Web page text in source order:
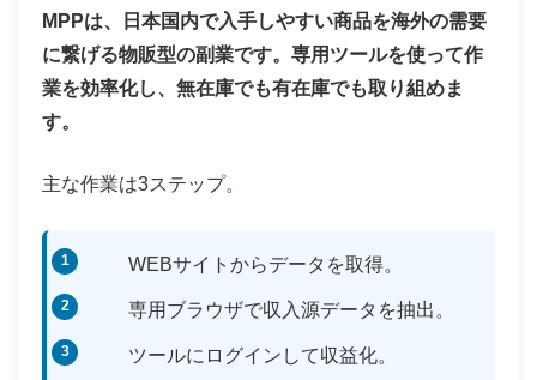
MPPは、日本国内で入手しやすい商品を海外の需要
に繋げる物販型の副業です。専用ツールを使って作
業を効率化し、無在庫でも有在庫でも取り組めま
す。
主な作業は3ステップ。
WEBサイトからデータを取得。
専用ブラウザで収入源データを抽出。
ツールにログインして収益化。